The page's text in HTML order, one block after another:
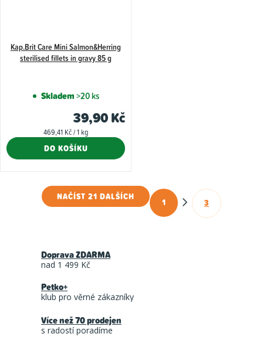
Kap.Brit Care Mini Salmon&Herring
sterilised fillets in gravy 85 g
Skladem>20 ks
39,90 Kč
Měrná
469,41 Kč / 1 kg
DO KOŠÍKU
O
a
c
NAČÍST 21 DALŠÍCH
S
1 3
Doprava ZDARMA
nad 1 499 Kč
Petko+
klub pro věrné zákazníky
Více než 70 prodejen
s radostí poradíme